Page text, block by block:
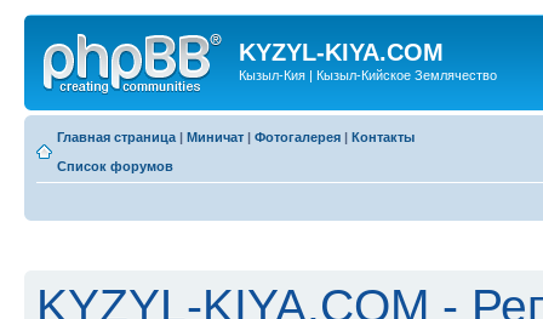
KYZYL-KIYA.COM
Кызыл-Кия | Кызыл-Кийское Землячество
Главная страница | Миничат | Фотогалерея | Контакты
Список форумов
KYZYL-KIYA.COM -